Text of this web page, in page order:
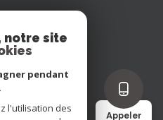
Appeler
notre site
pendant
l'utilisation des